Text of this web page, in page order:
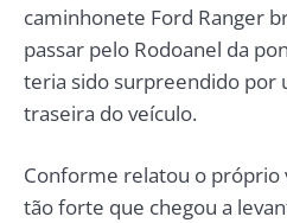
caminhonete Ford Ranger
passar pelo Rodoanel da
teria sido surpreendido por
traseira do veículo.
Conforme relatou o próprio
tão forte que chegou a